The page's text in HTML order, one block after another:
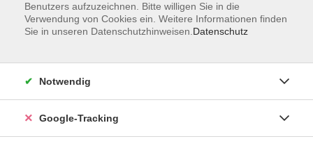
Benutzers aufzuzeichnen. Bitte willigen Sie in die
Verwendung von Cookies ein. Weitere Informationen finden
Sie in unseren Datenschutzhinweisen. Datenschutz
Notwendig
Google-Tracking